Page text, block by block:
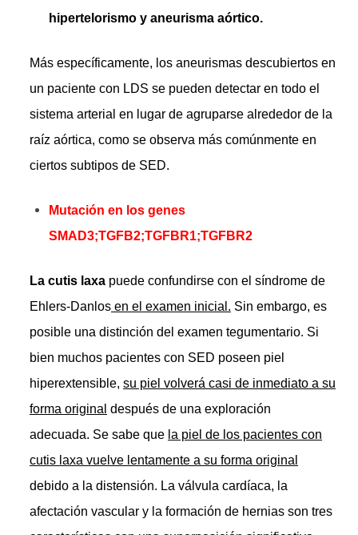
hipertelorismo y aneurisma aórtico.
Más específicamente, los aneurismas descubiertos en
un paciente con LDS se pueden detectar en todo el
sistema arterial en lugar de agruparse alrededor de la
raíz aórtica, como se observa más comúnmente en
ciertos subtipos de SED.
Mutación en los genes
SMAD3;TGFB2;TGFBR1;TGFBR2
La cutis laxa puede confundirse con el síndrome de
Ehlers-Danlos en el examen inicial. Sin embargo, es
posible una distinción del examen tegumentario. Si
bien muchos pacientes con SED poseen piel
hiperextensible, su piel volverá casi de inmediato a su
forma original después de una exploración
adecuada. Se sabe que la piel de los pacientes con
cutis laxa vuelve lentamente a su forma original
debido a la distensión. La válvula cardíaca, la
afectación vascular y la formación de hernias son tres